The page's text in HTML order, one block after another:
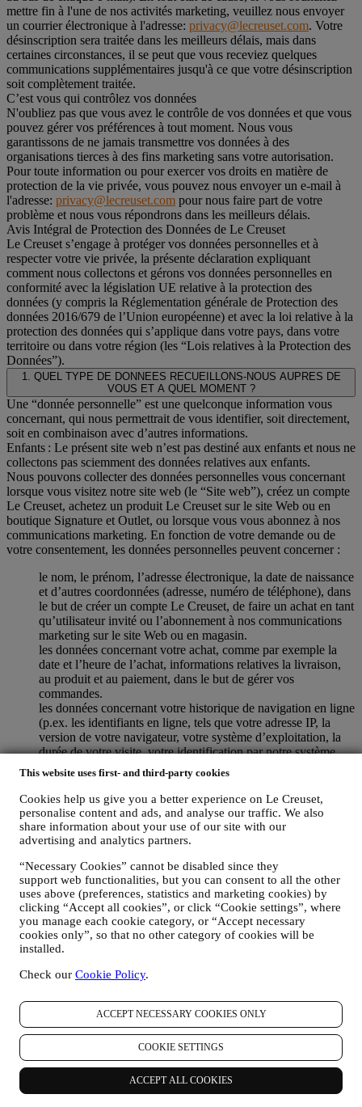
This website uses first- and third-party cookies
Cookies help us give you a better experience on Le Creuset,
personalise content and ads, and analyse our traffic. We also
share information about your use of our site with our
advertising and analytics partners.
“Necessary Cookies” cannot be disabled since they
support web functionalities, but you can consent to all the other
uses above (preferences, statistics and marketing cookies) by
clicking “Accept all cookies”, or click “Cookie settings”, where
you manage each cookie category, or “Accept necessary
cookies only”, so that no other category of cookies will be
installed.
Check our Cookie Policy.
ACCEPT NECESSARY COOKIES ONLY
COOKIE SETTINGS
ACCEPT ALL COOKIES
mettre fin à l'une de nos activités marketing, veuillez nous envoyer
un courrier électronique à l'adresse: privacy@lecreuset.com. Votre
désinscription sera traitée dans les meilleurs délais, mais dans
certaines circonstances, il se peut que vous receviez quelques
communications supplémentaires jusqu'à ce que votre désinscription
soit complètement traitée.
C’est vous qui contrôlez vos données
N'oubliez pas que vous avez le contrôle de vos données et que vous
pouvez gérer vos préférences à tout moment. Nous vous
garantissons de ne jamais transmettre vos données à des
organisations tierces à des fins marketing sans votre autorisation.
Pour toute information ou pour exercer vos droits en matière de
protection de la vie privée, vous pouvez nous envoyer un e-mail à
l'adresse: privacy@lecreuset.com pour nous faire part de votre
problème et nous vous répondrons dans les meilleurs délais.
Avis Intégral de Protection des Données de Le Creuset
Le Creuset s’engage à protéger vos données personnelles et à
respecter votre vie privée, la présente déclaration expliquant
comment nous collectons et gérons vos données personnelles en
conformité avec la législation UE relative à la protection des
données (y compris la Réglementation générale de Protection des
données 2016/679 de l’Union européenne) et avec la loi relative à la
protection des données qui s’applique dans votre pays, dans votre
territoire ou dans votre région (les “Lois relatives à la Protection des
Données”).
1. QUEL TYPE DE DONNEES RECUEILLONS-NOUS AUPRES DE
VOUS ET A QUEL MOMENT ?
Une “donnée personnelle” est une quelconque information vous
concernant, qui nous permettrait de vous identifier, soit directement,
soit en combinaison avec d’autres informations.
Enfants : Le présent site web n’est pas destiné aux enfants et nous ne
collectons pas sciemment des données relatives aux enfants.
Nous pouvons collecter des données personnelles vous concernant
lorsque vous visitez notre site web (le “Site web”), créez un compte
Le Creuset, achetez un produit Le Creuset sur le site Web ou en
boutique Signature et Outlet, ou lorsque vous vous abonnez à nos
communications marketing. En fonction de votre demande ou de
votre consentement, les données personnelles peuvent concerner :
le nom, le prénom, l’adresse électronique, la date de naissance
et d’autres coordonnées (adresse, numéro de téléphone), dans
le but de créer un compte Le Creuset, de faire un achat en tant
qu’utilisateur invité ou l’abonnement à nos communications
marketing sur le site Web ou en magasin.
les données concernant votre achat, comme par exemple la
date et l’heure de l’achat, informations relatives la livraison,
au produit et au paiement, dans le but de gérer vos
commandes.
les données concernant votre historique de navigation en ligne
(p.ex. les identifiants en ligne, tels que votre adresse IP, la
version de votre navigateur, votre système d’exploitation, la
durée de votre visite, votre identification par notre système
lors d’une prochaine visite, votre situation géographique),
collectées pendant votre visite à notre Site web (que vous
soyez un utilisateur enregistré ou non), grâce à l’usage d’un
journal de navigation et/ou de technologies de traçage, telles
que les “cookies” (pour les informations sur la collecte de
données via des cookies, vous pouvez consulter ici notre
services et nos annonces ou de procéder à des analyses
statistiques ; dans la majorité des cas, nous ne serons pas en
mesure de vous identifier sur base de ces informations
techniques.
votre feedback, vos demandes, réclamations, questions ou
interactions avec nous (par exemple vos messages, chats,
posts sur les réseaux sociaux, e-mails ou appels
téléphoniques).
lorsque vous utilisez le Site web ou lorsque vous nous fournissez de
toute autre façon une quelconque information d’identification
personnelle, sont dûment protégées et vos droits au respect de la vie
privée sont expliqués sous le paragraphe 8 ci-dessous.
2. QUI RECUEILLE VOS DONNEES PERSONNELLES ?
Le contrôleur des données relatives aux services d’e-commerce